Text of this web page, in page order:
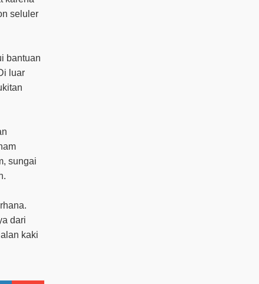
seluler
bantuan
luar
sungai
dari
kaki